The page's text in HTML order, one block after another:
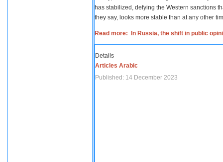
has stabilized, defying the Western sanctions
they say, looks more stable than at any other
Read more: In Russia, the shift in public
Details
Articles Arabic
Published: 14 December 2023